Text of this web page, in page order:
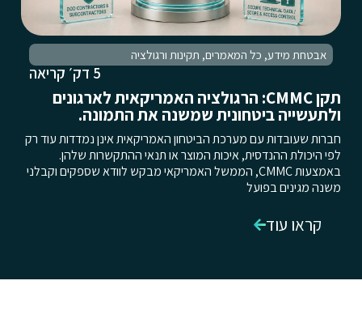
אבטחת מידע, כל המאמרים, תקינות ורגולציה
5 דק׳ קריאה
תקן CMMC: הרגולציה האמריקאית לארגונים
ולתעשייה ביטחונית שמשנה את התמונה.
חברות שעובדות עם מערכת הביטחון האמריקאית אינן נמדדות עוד רק
לפי היכולת ההנדסית, איכות המוצר או תנאי ההתקשרות שלהן.
באמצעות CMMC, הממשל האמריקאי מבקש לוודא שספקים וקבלני
משנה מגינים בפועל
קראו עוד